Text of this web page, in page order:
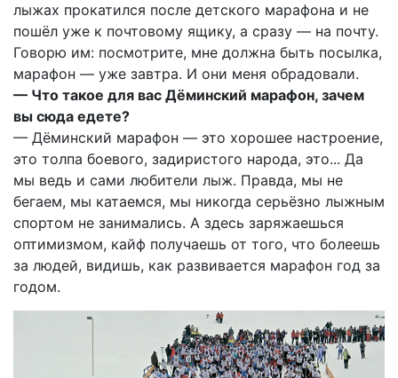
лыжах прокатился после детского марафона и не
пошёл уже к почтовому ящику, а сразу — на почту.
Говорю им: посмотрите, мне должна быть посылка,
марафон — уже завтра. И они меня обрадовали.
— Что такое для вас Дёминский марафон, зачем
вы сюда едете?
— Дёминский марафон — это хорошее настроение,
это толпа боевого, задиристого народа, это... Да
мы ведь и сами любители лыж. Правда, мы не
бегаем, мы катаемся, мы никогда серьёзно лыжным
спортом не занимались. А здесь заряжаешься
оптимизмом, кайф получаешь от того, что болеешь
за людей, видишь, как развивается марафон год за
годом.